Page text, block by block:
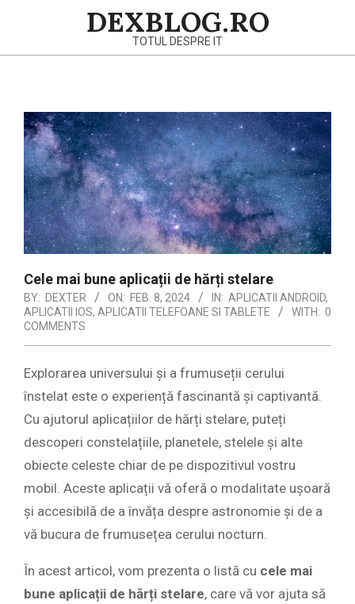
DEXBLOG.RO
TOTUL DESPRE IT
Navigation
Menu
Cele mai bune aplicații de hărți stelare
BY: DEXTER ON: FEB. 8, 2024 IN: APLICATII ANDROID,
APLICATII IOS, APLICATII TELEFOANE SI TABLETE WITH: 0
COMMENTS
Explorarea universului și a frumuseții cerului
înstelat este o experiență fascinantă și captivantă.
Cu ajutorul aplicațiilor de hărți stelare, puteți
descoperi constelațiile, planetele, stelele și alte
obiecte celeste chiar de pe dispozitivul vostru
mobil. Aceste aplicații vă oferă o modalitate ușoară
și accesibilă de a învăța despre astronomie și de a
vă bucura de frumusețea cerului nocturn.
În acest articol, vom prezenta o listă cu cele mai
bune aplicații de hărți stelare, care vă vor ajuta să